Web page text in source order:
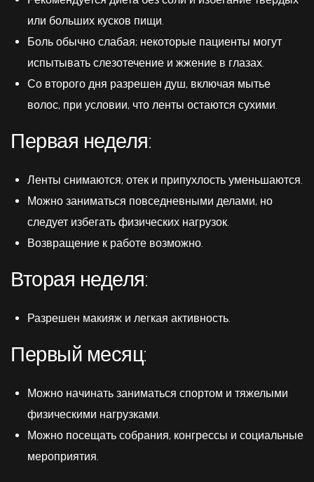
или больших кусков пищи.
Боль обычно слабая; некоторые пациенты могут
испытывать слезотечение и жжение в глазах.
Со второго дня разрешен душ, включая мытье
волос, при условии, что ленты остаются сухими.
Первая неделя:
Ленты снимаются; отек и припухлость уменьшаются.
Можно заниматься повседневными делами, но
следует избегать физических нагрузок.
Возвращение к работе возможно.
Вторая неделя:
Разрешен макияж и легкая активность.
Первый месяц:
Можно начинать заниматься спортом и тяжелыми
физическими нагрузками.
Можно посещать собрания, конгрессы и социальные
мероприятия.